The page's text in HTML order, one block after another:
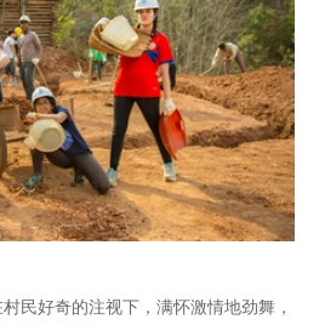
民好奇的注视下，满怀激情地劲舞，